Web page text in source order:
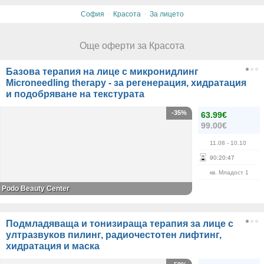
София · Красота · За лицето
Още оферти за Красота
Базова терапия на лице с микронидлинг
Microneedling therapy - за регенерация, хидратация
и подобряване на текстурата
63.99€
99.00€
11.08 - 10.10
90:20:46
кв. Младост 1
-35%
Podo Beauty Center
Подмладяваща и тонизираща терапия за лице с
ултразвуков пилинг, радиочестотен лифтинг,
хидратация и маска